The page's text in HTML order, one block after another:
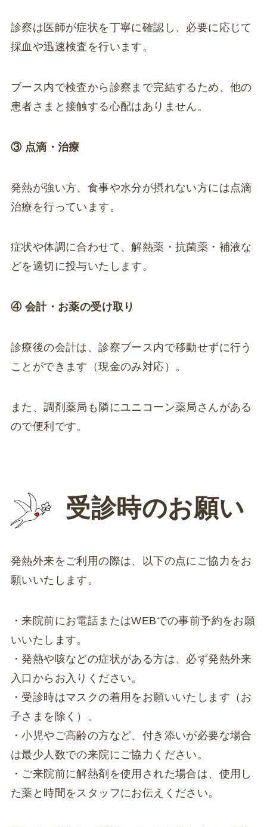
診察は医師が症状を丁寧に確認し、必要に応じて
採血や迅速検査を行います。
ブース内で検査から診察まで完結するため、他の
患者さまと接触する心配はありません。
③ 点滴・治療
発熱が強い方、食事や水分が摂れない方には点滴
治療を行っています。
症状や体調に合わせて、解熱薬・抗菌薬・補液な
どを適切に投与いたします。
④ 会計・お薬の受け取り
診療後の会計は、診察ブース内で移動せずに行う
ことができます（現金のみ対応）。
また、調剤薬局も隣にユニコーン薬局さんがある
ので便利です。
受診時のお願い
発熱外来をご利用の際は、以下の点にご協力をお
願いいたします。
・来院前にお電話またはWEBでの事前予約をお願
いいたします。
・発熱や咳などの症状がある方は、必ず発熱外来
入口からお入りください。
・受診時はマスクの着用をお願いいたします（お
子さまを除く）。
・小児やご高齢の方など、付き添いが必要な場合
は最少人数での来院にご協力ください。
・ご来院前に解熱剤を使用された場合は、使用し
た薬と時間をスタッフにお伝えください。